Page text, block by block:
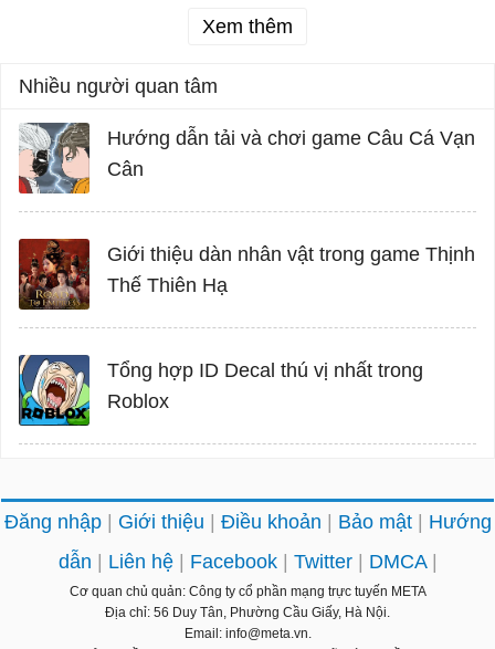
Xem thêm
Nhiều người quan tâm
Hướng dẫn tải và chơi game Câu Cá Vạn
Cân
Giới thiệu dàn nhân vật trong game Thịnh
Thế Thiên Hạ
Tổng hợp ID Decal thú vị nhất trong
Roblox
Đăng nhập Giới thiệu Điều khoản Bảo mật
Hướng
dẫn
Liên hệ Facebook Twitter DMCA
Cơ quan chủ quản: Công ty cổ phần mạng trực tuyến META
Địa chỉ: 56 Duy Tân, Phường Cầu Giấy, Hà Nội.
Email: info@meta.vn.